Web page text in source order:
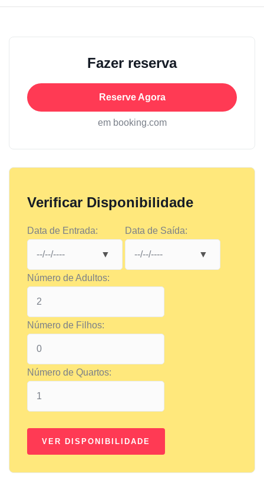
Fazer reserva
Reserve Agora
em booking.com
Verificar Disponibilidade
Data de Entrada: Data de Saída:
Número de Adultos:
Número de Filhos:
Número de Quartos: